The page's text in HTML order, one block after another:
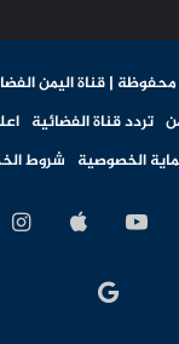
| قناة اليمن الفضائية
تردد قناة الفضائية
الخصوصية شروط
‫YouTube
اخبار